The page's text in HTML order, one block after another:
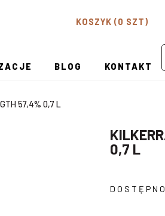
KOSZYK (0 SZT)
BLOG KONTAKT
57,4% 0,7 L
0,7 L